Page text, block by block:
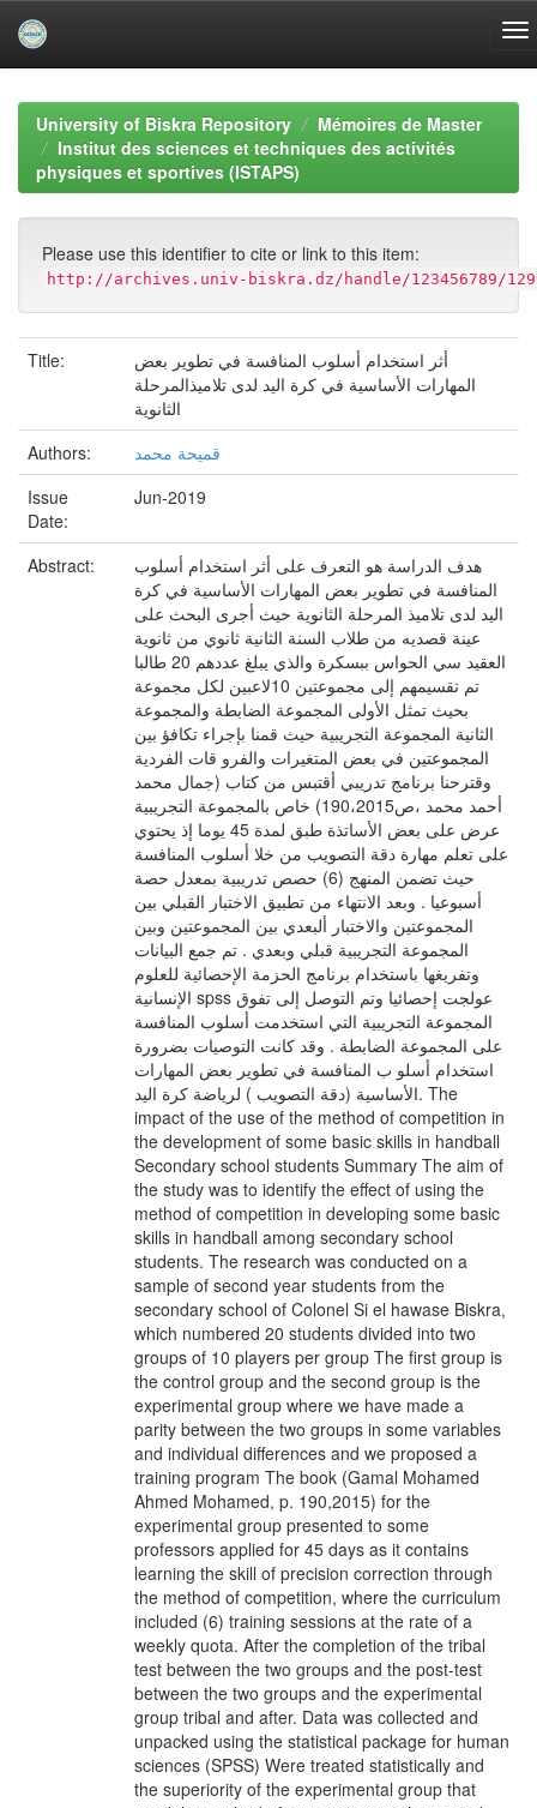
navigationUniversity of Biskra Repository
Mémoires de Master
Institut des sciences et techniques des activités
physiques et sportives (ISTAPS)
Please use this identifier to cite or link to this item:
http://archives.univ-biskra.dz/handle/123456789/
Title:
أثر استخدام أسلوب المنافسة في تطوير بعض
المهارات الأساسية في كرة اليد لدى تلاميذالمرحلة
الثانوية
Authors:
قميحة محمد
Issue
Date:
Jun-2019
Abstract:
هدف الدراسة هو التعرف على أثر استخدام أسلوب
المنافسة في تطوير بعض المهارات الأساسية في كرة
اليد لدى تلاميذ المرحلة الثانوية حيث أجرى البحث على
عينة قصديه من طلاب السنة الثانية ثانوي من ثانوية
العقيد سي الحواس ببسكرة والذي يبلغ عددهم 20 طالبا
تم تقسيمهم إلى مجموعتين 10لاعبين لكل مجموعة
بحيث تمثل الأولى المجموعة الضابطة والمجموعة
الثانية المجموعة التجريبية حيث قمنا بإجراء تكافؤ بين
المجموعتين في بعض المتغيرات والفرو قات الفردية
وقترحنا برنامج تدريبي أقتبس من كتاب (جمال محمد
أحمد محمد ،ص190،2015) خاص بالمجموعة التجريبية
عرض على بعض الأساتذة طبق لمدة 45 يوما إذ يحتوي
على تعلم مهارة دقة التصويب من خلا أسلوب المنافسة
حيث تضمن المنهج (6) حصص تدريبية بمعدل حصة
أسبوعيا . وبعد الانتهاء من تطبيق الاختبار القبلي بين
المجموعتين والاختبار ألبعدي بين المجموعتين وبين
المجموعة التجريبية قبلي وبعدي . تم جمع البيانات
وتفريغها باستخدام برنامج الحزمة الإحصائية للعلوم
الإنسانية spss عولجت إحصائيا وتم التوصل إلى تفوق
المجموعة التجريبية التي استخدمت أسلوب المنافسة
على المجموعة الضابطة . وقد كانت التوصيات بضرورة
استخدام أسلو ب المنافسة في تطوير بعض المهارات
الأساسية (دقة التصويب ) لرياضة كرة اليد. The
impact of the use of the method of competition in
the development of some basic skills in handball
Secondary school students Summary The aim of
the study was to identify the effect of using the
method of competition in developing some basic
skills in handball among secondary school
students. The research was conducted on a
sample of second year students from the
secondary school of Colonel Si el hawase Biskra,
which numbered 20 students divided into two
groups of 10 players per group The first group is
the control group and the second group is the
experimental group where we have made a
parity between the two groups in some variables
and individual differences and we proposed a
training program The book (Gamal Mohamed
Ahmed Mohamed, p. 190,2015) for the
experimental group presented to some
professors applied for 45 days as it contains
learning the skill of precision correction through
the method of competition, where the curriculum
included (6) training sessions at the rate of a
weekly quota. After the completion of the tribal
test between the two groups and the post-test
between the two groups and the experimental
group tribal and after. Data was collected and
unpacked using the statistical package for human
sciences (SPSS) Were treated statistically and
the superiority of the experimental group that